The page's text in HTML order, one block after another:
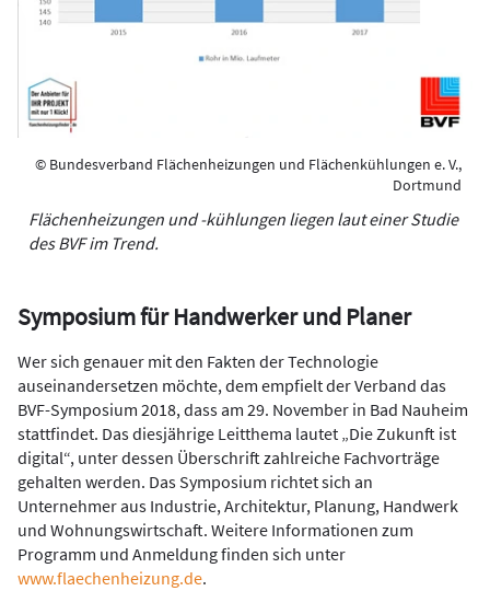
© Bundesverband Flächenheizungen und Flächenkühlungen e. V.,
Dortmund
Flächenheizungen und -kühlungen liegen laut einer Studie
des BVF im Trend.
Symposium für Handwerker und Planer
Wer sich genauer mit den Fakten der Technologie
auseinandersetzen möchte, dem empfielt der Verband das
BVF-Symposium 2018, dass am 29. November in Bad Nauheim
stattfindet. Das diesjährige Leitthema lautet „Die Zukunft ist
digital“, unter dessen Überschrift zahlreiche Fachvorträge
gehalten werden. Das Symposium richtet sich an
Unternehmer aus Industrie, Architektur, Planung, Handwerk
und Wohnungswirtschaft. Weitere Informationen zum
Programm und Anmeldung finden sich unter
www.flaechenheizung.de.